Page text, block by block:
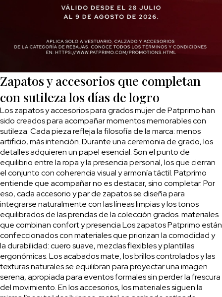
Zapatos y accesorios que completan
con sutileza los días de logro
Los zapatos y accesorios para grados mujer de Patprimo han
sido creados para acompañar momentos memorables con
sutileza. Cada pieza refleja la filosofía de la marca: menos
artificio, más intención. Durante una ceremonia de grado, los
detalles adquieren un papel esencial. Son el punto de
equilibrio entre la ropa y la presencia personal, los que cierran
el conjunto con coherencia visual y armonía táctil. Patprimo
entiende que acompañar no es destacar, sino completar. Por
eso, cada accesorio y par de zapatos se diseña para
integrarse naturalmente con las líneas limpias y los tonos
equilibrados de las prendas de la colección grados. materiales
que combinan confort y presencia Los zapatos Patprimo están
confeccionados con materiales que priorizan la comodidad y
la durabilidad: cuero suave, mezclas flexibles y plantillas
ergonómicas. Los acabados mate, los brillos controlados y las
texturas naturales se equilibran para proyectar una imagen
serena, apropiada para eventos formales sin perder la frescura
del movimiento. En los accesorios, los materiales siguen la